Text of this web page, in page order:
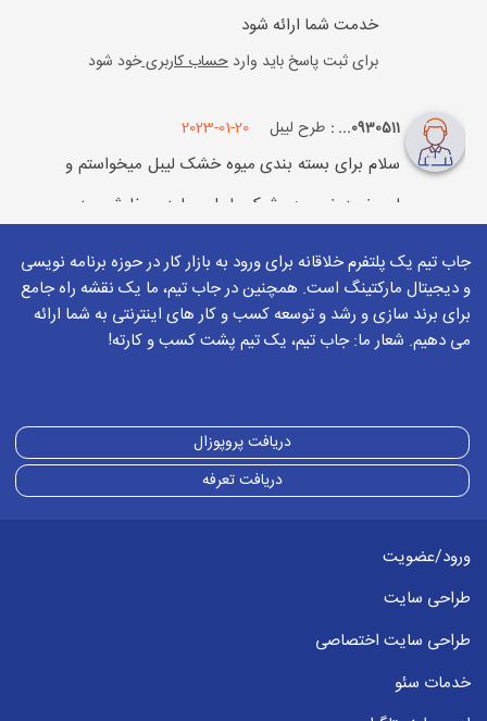
خدمت شما ارائه شود
برای ثبت پاسخ باید وارد حساب کاربریخود شود
0930511... : طرح لیبل 2023-01-20
سلام برای بسته بندی میوه خشک لیبل میخواستم و
لی نمیدونم چه شبک لیبلی باید سفارش بدم.
برای ثبت پاسخ باید وارد حساب کاربری خود شود
بهزاد میرزازاده 2023-01-20
بندی و نوع محصول و برند خودتون رو برای
ما ارسال کنید ما چند نمونه به شما معرفی
میکنیم و کمک میکنیم انتخاب درستی برای
0936885... :
سلام وقتتون بخیر
جاب تیم یک پلتفرم خلاقانه برای ورود به بازار کار در حوزه برنامه نویسی
و دیجیتال مارکتینگ است. همچنین در جاب تیم، ما یک نقشه راه جامع
برای برند سازی و رشد و توسعه کسب و کار های اینترنتی به شما ارائه
می دهیم. شعار ما: جاب تیم، یک تیم پشت کسب و کارته!
دریافت پروپوزال
دریافت تعرفه
ورود/عضویت
طراحی سایت
طراحی سایت اختصاصی
خدمات سئو